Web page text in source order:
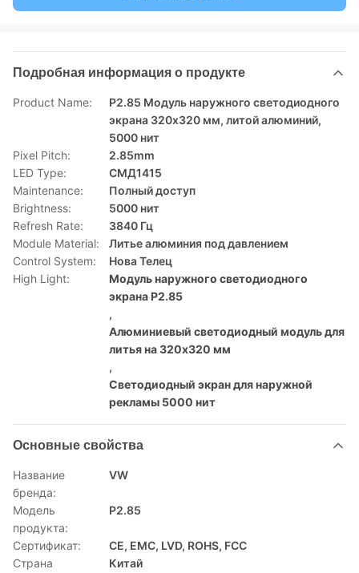
Подробная информация о продукте
Product Name:
P2.85 Модуль наружного светодиодного
экрана 320x320 мм, литой алюминий,
5000 нит
Pixel Pitch:
2.85mm
LED Type:
СМД1415
Maintenance:
Полный доступ
Brightness:
5000 нит
Refresh Rate:
3840 Гц
Module Material:
Литье алюминия под давлением
Control System:
Нова Телец
High Light:
Модуль наружного светодиодного
экрана P2.85
,
Алюминиевый светодиодный модуль для
литья на 320x320 мм
,
Светодиодный экран для наружной
рекламы 5000 нит
Основные свойства
Название
бренда:
VW
Модель
продукта:
P2.85
Сертификат:
CE, EMC, LVD, ROHS, FCC
Страна
Китай